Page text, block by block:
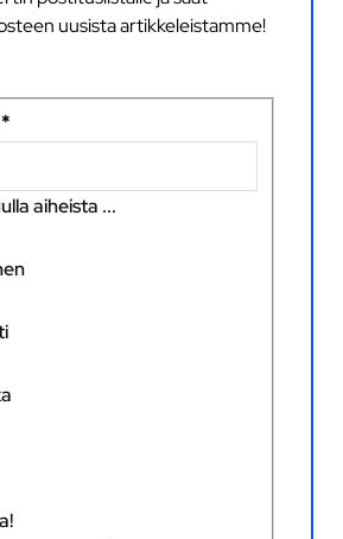
uusista artikkeleistamme!
*
aiheista ...